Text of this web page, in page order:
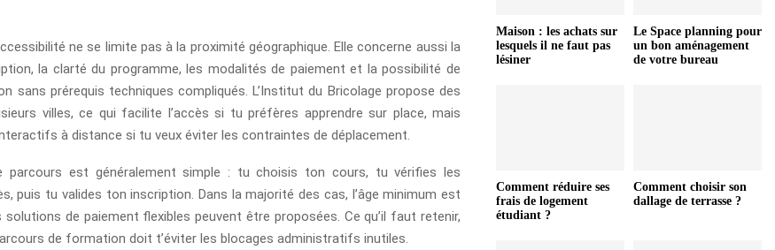
ne se limite pas à la proximité géographique. Elle concerne aussi la
la clarté du programme, les modalités de paiement et la possibilité de
sans prérequis techniques compliqués. L’Institut du Bricolage propose des
villes, ce qui facilite l’accès si tu préfères apprendre sur place, mais
à distance si tu veux éviter les contraintes de déplacement.
parcours est généralement simple : tu choisis ton cours, tu vérifies les
puis tu valides ton inscription. Dans la majorité des cas, l’âge minimum est
solutions de paiement flexibles peuvent être proposées. Ce qu’il faut retenir,
de formation doit t’éviter les blocages administratifs inutiles.
Maison : les achats sur
lesquels il ne faut pas
lésiner
Le Space planning pour
un bon aménagement
de votre bureau
Comment réduire ses
frais de logement
étudiant ?
Comment choisir son
dallage de terrasse ?